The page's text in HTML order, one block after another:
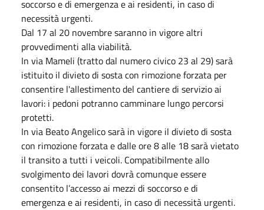
soccorso e di emergenza e ai residenti, in caso di
necessità urgenti.
Dal 17 al 20 novembre saranno in vigore altri
provvedimenti alla viabilità.
In via Mameli (tratto dal numero civico 23 al 29) sarà
istituito il divieto di sosta con rimozione forzata per
consentire l'allestimento del cantiere di servizio ai
lavori: i pedoni potranno camminare lungo percorsi
protetti.
In via Beato Angelico sarà in vigore il divieto di sosta
con rimozione forzata e dalle ore 8 alle 18 sarà vietato
il transito a tutti i veicoli. Compatibilmente allo
svolgimento dei lavori dovrà comunque essere
consentito l’accesso ai mezzi di soccorso e di
emergenza e ai residenti, in caso di necessità urgenti.